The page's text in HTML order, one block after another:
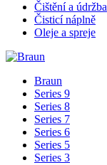
Čištění a údržba
Čisticí náplně
Oleje a spreje
Braun
Series 9
Series 8
Series 7
Series 6
Series 5
Series 3